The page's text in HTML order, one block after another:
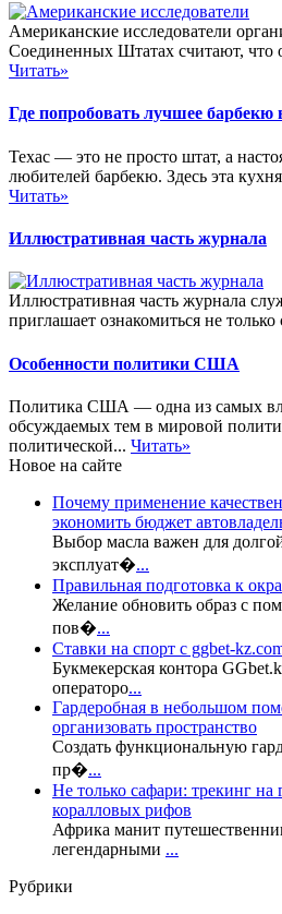
Американские исследователи
Соединенных Штатах считают, что
Читать»
Где попробовать лучшее барбекю
Техас — это не просто штат, а
любителей барбекю. Здесь эта
Читать»
Иллюстративная часть журнала
Иллюстративная часть журнала
приглашает ознакомиться не
Особенности политики США
Политика США — одна из самых
обсуждаемых тем в мировой
политической... Читать»
Новое на сайте
Почему применение
экономить бюджет
Выбор масла важен для
эксплуат�...
Правильная подготовка к
Желание обновить образ с
пов�...
Ставки на спорт с ggbet-
Букмекерская контора
операторо...
Гардеробная в небольшом
организовать пространство
Создать функциональную
пр�...
Не только сафари: трекинг
коралловых рифов
Африка манит
легендарными ...
Рубрики